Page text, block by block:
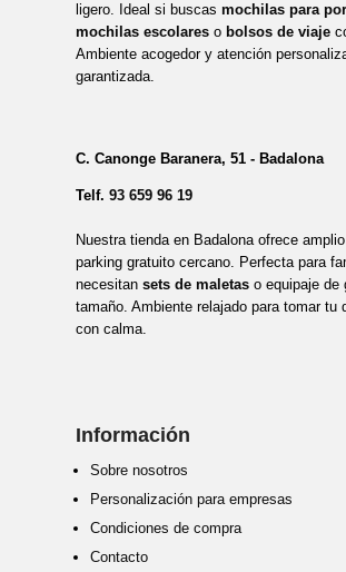
ligero. Ideal si buscas mochilas para
mochilas escolareso bolsos de viaje
Ambiente acogedor y atención
garantizada.
C. Canonge Baranera, 51 - Badalona
Telf. 93 659 96 19
Nuestra tienda en Badalona ofrece
parking gratuito cercano. Perfecta para
necesitan sets de maletaso equipaje de
tamaño. Ambiente relajado para tomar tu
con calma.
Información
Sobre nosotros
Personalización para empresas
Condiciones de compra
Contacto